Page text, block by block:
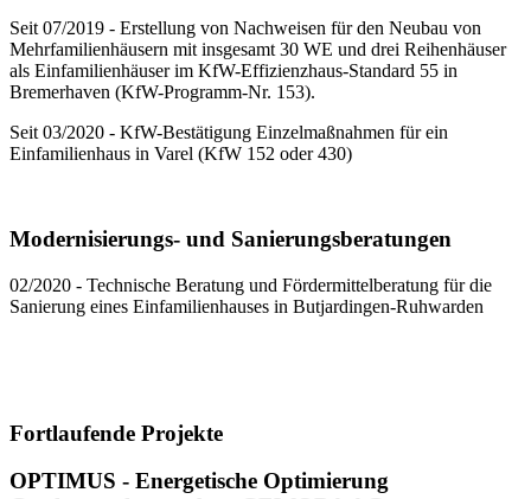
Seit 07/2019 - Erstellung von Nachweisen für den Neubau von
Mehrfamilienhäusern mit insgesamt 30 WE und drei Reihenhäuser
als Einfamilienhäuser im KfW-Effizienzhaus-Standard 55 in
Bremerhaven (KfW-Programm-Nr. 153).
Seit 03/2020 - KfW-Bestätigung Einzelmaßnahmen für ein
Einfamilienhaus in Varel (KfW 152 oder 430)
Modernisierungs- und Sanierungsberatungen
02/2020 - Technische Beratung und Fördermittelberatung für die
Sanierung eines Einfamilienhauses in Butjardingen-Ruhwarden
Fortlaufende Projekte
OPTIMUS - Energetische Optimierung